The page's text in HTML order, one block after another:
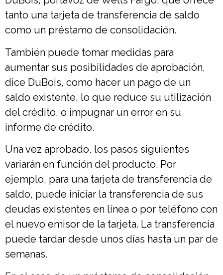
tanto una tarjeta de transferencia de saldo
como un préstamo de consolidación.
También puede tomar medidas para
aumentar sus posibilidades de aprobación,
dice DuBois, como hacer un pago de un
saldo existente, lo que reduce su utilización
del crédito, o impugnar un error en su
informe de crédito.
Una vez aprobado, los pasos siguientes
variarán en función del producto. Por
ejemplo, para una tarjeta de transferencia de
saldo, puede iniciar la transferencia de sus
deudas existentes en línea o por teléfono con
el nuevo emisor de la tarjeta. La transferencia
puede tardar desde unos días hasta un par de
semanas.